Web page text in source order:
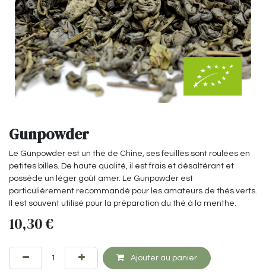
Gunpowder
Le Gunpowder est un thé de Chine, ses feuilles sont roulées en
petites billes. De haute qualité, il est frais et désaltérant et
possède un léger goût amer. Le Gunpowder est
particulièrement recommandé pour les amateurs de thés verts.
Il est souvent utilisé pour la préparation du thé à la menthe.
10,30€
Ajouter au panier